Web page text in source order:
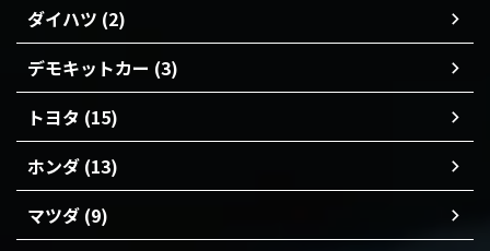
ダイハツ (2)
デモキットカー (3)
トヨタ (15)
ホンダ (13)
マツダ (9)